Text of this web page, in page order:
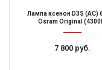
Лампа ксенон D3S (AC)
Osram Original
7 800 руб.